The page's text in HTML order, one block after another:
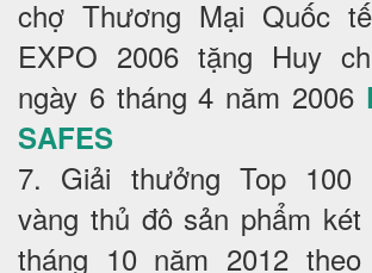
chợ Thương Mại Quốc
EXPO 2006 tặng Huy
ngày 6 tháng 4 năm 2006
SAFES
7. Giải thưởng Top 100
vàng thủ đô sản phẩm két
tháng 10 năm 2012 theo